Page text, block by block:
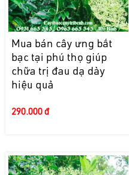
Mua bán cây ưng bất
bạc tại phú thọ giúp
chữa trị đau dạ dày
hiệu quả
290.000 đ